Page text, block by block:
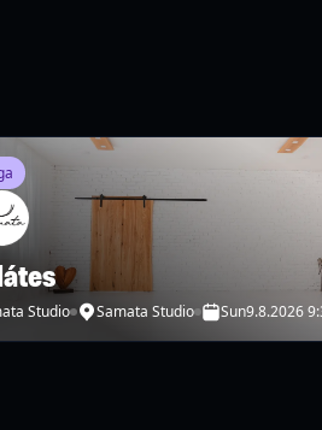
Studio Samata Studio Sun9.8.2026